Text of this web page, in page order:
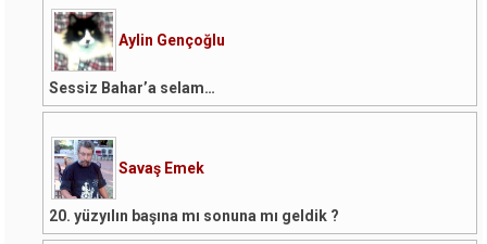
Aylin Gençoğlu
Sessiz Bahar’a selam…
Savaş Emek
20. yüzyılın başına mı sonuna mı geldik ?